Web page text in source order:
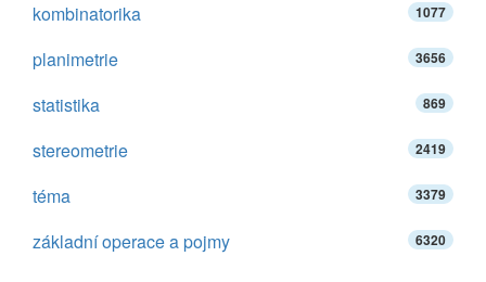
kombinatorika 1077
planimetrie 3656
statistika 869
stereometrie 2419
téma 3379
základní operace a pojmy 6320